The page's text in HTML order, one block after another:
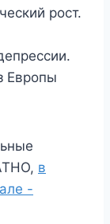
рост.
Европы
в
-